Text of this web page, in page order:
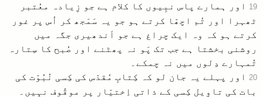
19 اور ہمارے پاس نبِیوں کا کلام ہے جو زِیادہ معُتبر
ٹھہرا اور تُم اچھّا کرتے ہو جو یہ سَمَجھ کر اُس پر غور
کرتے ہو کہ وہ ایک چراغ ہے جو اَندھیری جگہ میں
روشنی بخشتا ہے جب تک پَو نہ پھٹنے اور صُبح کا سِتارہ
تُمہارے دِلوں میں نہ چمکے۔
20 اور پہلے یہ جان لو کہ کِتابِ مُقدّس کی کِسی نُبُوّت کی
بات کی تاوِیل کِسی کے ذاتی اِختیّار پر موقُوف نہِیں۔